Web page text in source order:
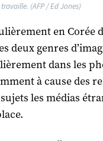
travaille. (AFP / Ed Jones)
en Corée
deux genres
dans les
à cause des
les médias